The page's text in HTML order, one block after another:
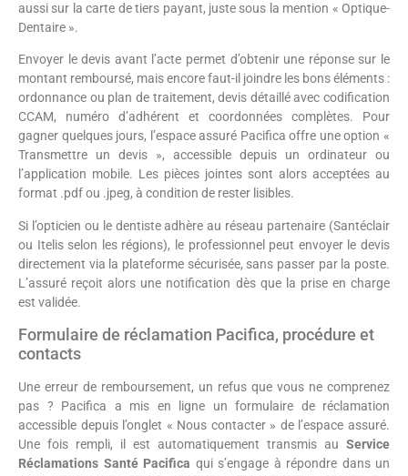
aussi sur la carte de tiers payant, juste sous la mention « Optique-
Dentaire ».
Envoyer le devis avant l’acte permet d’obtenir une réponse sur le
montant remboursé, mais encore faut-il joindre les bons éléments :
ordonnance ou plan de traitement, devis détaillé avec codification
CCAM, numéro d’adhérent et coordonnées complètes. Pour
gagner quelques jours, l’espace assuré Pacifica offre une option «
Transmettre un devis », accessible depuis un ordinateur ou
l’application mobile. Les pièces jointes sont alors acceptées au
format .pdf ou .jpeg, à condition de rester lisibles.
Si l’opticien ou le dentiste adhère au réseau partenaire (Santéclair
ou Itelis selon les régions), le professionnel peut envoyer le devis
directement via la plateforme sécurisée, sans passer par la poste.
L’assuré reçoit alors une notification dès que la prise en charge
est validée.
Formulaire de réclamation Pacifica, procédure et
contacts
Une erreur de remboursement, un refus que vous ne comprenez
pas ? Pacifica a mis en ligne un formulaire de réclamation
accessible depuis l’onglet « Nous contacter » de l’espace assuré.
Une fois rempli, il est automatiquement transmis au Service
Réclamations Santé Pacifica qui s’engage à répondre dans un